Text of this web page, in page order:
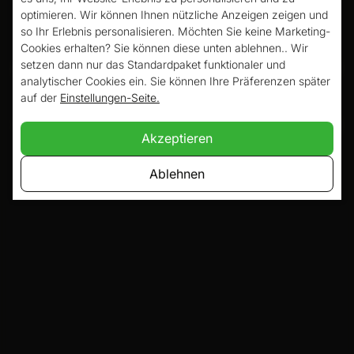
Hotel ist das Hotel mit Ladestation in
Valkenburg, das Ihren Besuch bequem
macht. Neben dem Hotel gibt es genügend
Parkplätze mit ausreichend Ladestationen,
so dass Sie Valkenburg und die Umgebung
immer einfach und mit einer geladenen
Batterie besuchen können.
optimieren. Wir können Ihnen nützliche Anzeigen zeigen und
so Ihr Erlebnis personalisieren. Möchten Sie keine Marketing-
Cookies erhalten? Sie können diese unten ablehnen.. Wir
setzen dann nur das Standardpaket funktionaler und
analytischer Cookies ein. Sie können Ihre Präferenzen später
auf der Einstellungen-Seite.
Akzeptieren
Ablehnen